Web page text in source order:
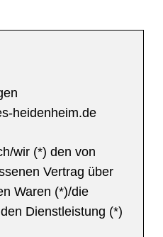
heidenheim.de
wir (*) den von
Vertrag über
Waren (*)/die
Dienstleistung (*)